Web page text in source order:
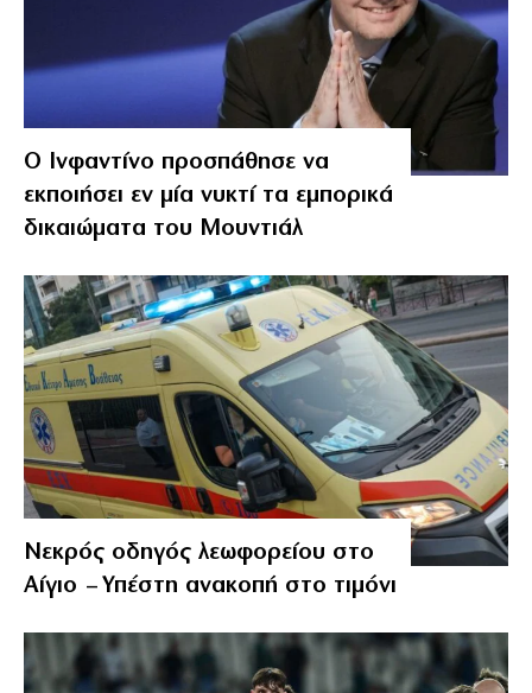
Ο Ινφαντίνο προσπάθησε να
εκποιήσει εν μία νυκτί τα εμπορικά
δικαιώματα του Μουντιάλ
Νεκρός οδηγός λεωφορείου στο
Αίγιο – Υπέστη ανακοπή στο τιμόνι